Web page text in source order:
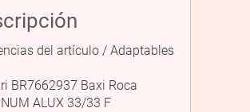
del artículo / Adaptables
BR7662937 Baxi Roca
ALUX 33/33 F